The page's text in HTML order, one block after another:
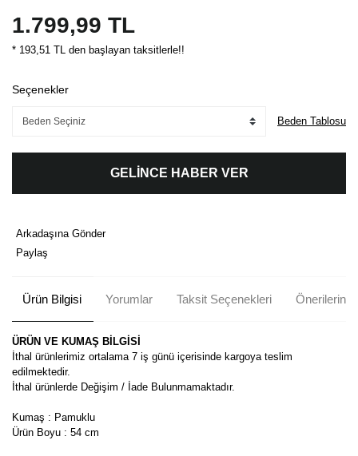
1.799,99 TL
* 193,51 TL den başlayan taksitlerle!!
Seçenekler
Beden Tablosu
GELİNCE HABER VER
Arkadaşına Gönder
Paylaş
Ürün Bilgisi Yorumlar Taksit Seçenekleri Önerileriniz
ÜRÜN VE KUMAŞ BİLGİSİ
İthal ürünlerimiz ortalama 7 iş günü içerisinde kargoya teslim
edilmektedir.
İthal ürünlerde Değişim / İade Bulunmamaktadır.
Kumaş : Pamuklu
Ürün Boyu : 54 cm